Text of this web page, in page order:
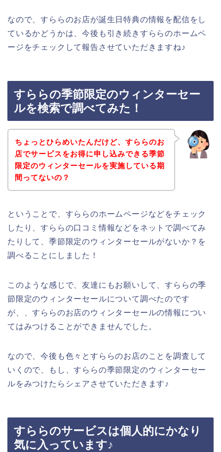
なので、すららのお店が誕生日特典の情報を配信をし
ているかどうかは、今後も引き続きすららのホームペ
ージをチェックして報告させていただきますね♪
すららの季節限定のウィンターセー
ルを検索で調べてみた！
ちょっとひらめいたんだけど、すららのお
店でサービスをお得に申し込みできる季節
限定のウィンターセールを実施している期
間ってないの？
ということで、すららのホームページなどをチェック
したり、すららの口コミ情報などをネットで調べてみ
たりして、季節限定のウィンターセールがないか？を
調べることにしました！
このような感じで、友達にもお願いして、すららの季
節限定のウィンターセールについて調べたのです
が、、すららのお店のウィンターセールの情報につい
てはみつけることができませんでした。
なので、今後も色々とすららのお店のことを調査して
いくので、もし、すららの季節限定のウィンターセー
ルをみつけたらシェアさせていただきます♪
すららのサービスは個人的にかなり
気に入っています♪